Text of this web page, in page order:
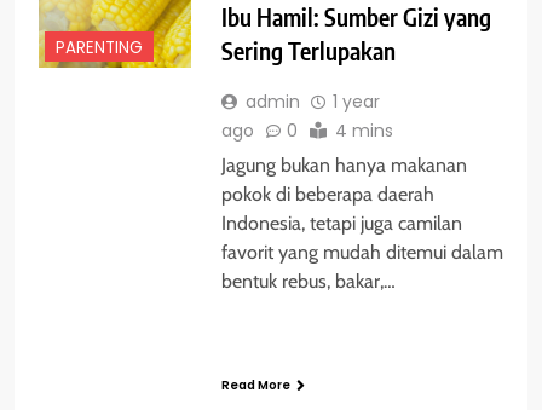
PARENTING
Ibu Hamil: Sumber Gizi yang
Sering Terlupakan
admin
1 year
ago
0 4 mins
Jagung bukan hanya makanan
pokok di beberapa daerah
Indonesia, tetapi juga camilan
favorit yang mudah ditemui dalam
bentuk rebus, bakar,…
Read More